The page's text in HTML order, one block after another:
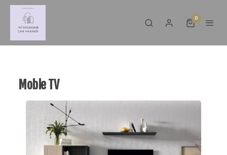
0
Moble TV